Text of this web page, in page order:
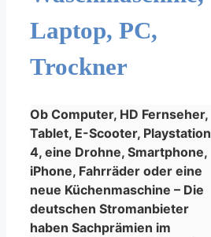
Laptop, PC,
Trockner
Ob Computer, HD Fernseher,
Tablet, E-Scooter, Playstation
4, eine Drohne, Smartphone,
iPhone, Fahrräder oder eine
neue Küchenmaschine – Die
deutschen Stromanbieter
haben Sachprämien im